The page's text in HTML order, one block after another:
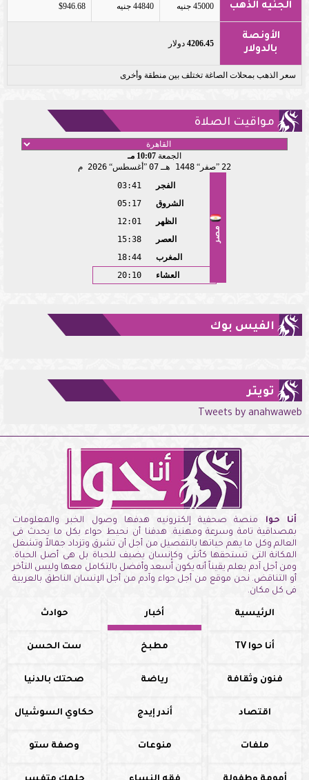
الجنيه الذهب 45000 جنيه 44840 جنيه $946.68
الأونصة
بالدولار
4206.45 دولار
سعر الذهب بمحلات الصاغة تختلف بين منطقة وأخرى
مواقيت الصلاة
الجمعة 10:07 مـ
22 صفر 1448 هـ 07 أغسطس 2026 م
مصر
الفجر
03:41
الشروق
05:17
الظهر
12:01
العصر
15:38
المغرب
18:44
العشاء
20:10
الفيس بوك
تويتر
Tweets by anahwaweb
أنا حوا منصة صحفية إلكترونيه هدفها وصول الخبر والمعلومات
بمصداقية تامة وسرعة ومهنية. هدفنا أن نحيط حواء بكل ما يحدث فى
العالم وكل ما يهم حياتها بالتفصيل من أجل أن تشرق وتزداد جمالاً وتشغل
المكانة التى تستحقها كأنثى وكإنسان يضيف للحياة بل هى أصل الحياة.
ومن أجل آدم يعلم يقيناً أنه يكون أسعد وأفضل بالتكامل معها وليس التأخر
أو التناقض. نحن موقع من أجل حواء وآدم من أجل الإنسان الناطق بالعربية
فى كل مكان.
الرئيسية أخبار حوادث
أنا حوا TV مطبخ ست الحسن
فنون وثقافة رياضة صحتك بالدنيا
اقتصاد أندر إيدج حكاوي السوشيال
ملفات منوعات وصفة ستو